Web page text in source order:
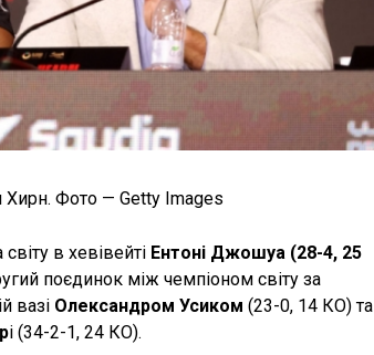
Фото — Getty Images
в хевівейті Ентоні Джошуа (28-4, 25
поєдинок між чемпіоном світу за
вазі Олександром Усиком (23-0, 14 КО) та
і (34-2-1, 24 КО).